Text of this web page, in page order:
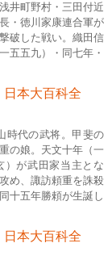
井町野村・三田付近
・徳川家康連合軍が
破した戦い。織田信
五五九）・同七年・
日本大百科全
時代の武将。甲斐の
の娘。天文十年（一
）が武田家当主とな
め、諏訪頼重を誅殺
十五年勝頼が生誕し
日本大百科全